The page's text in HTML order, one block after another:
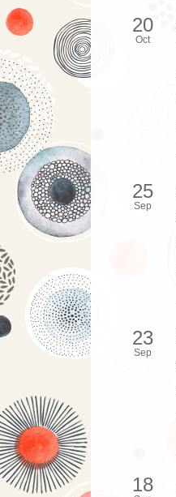
20
Oct
25
Sep
23
Sep
18